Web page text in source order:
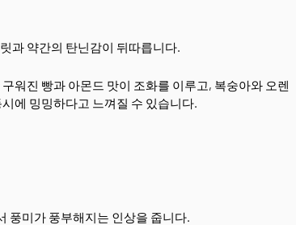
과 약간의 탄닌감이 뒤따릅니다.
워진 빵과 아몬드 맛이 조화를 이루고, 복숭아와 오렌
에 밍밍하다고 느껴질 수 있습니다.
풍미가 풍부해지는 인상을 줍니다.